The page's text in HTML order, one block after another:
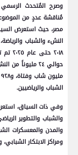
وصرح المُتحدث الرسمي
مُناقشة عددٍ من
مصر، حيث استعرض السيد
النشء والشباب
الشباب والرياضيين.
وفي ذات السياق،
والشباب والتطوير
والمدن والمعسكرات
ومراكز الابتكار